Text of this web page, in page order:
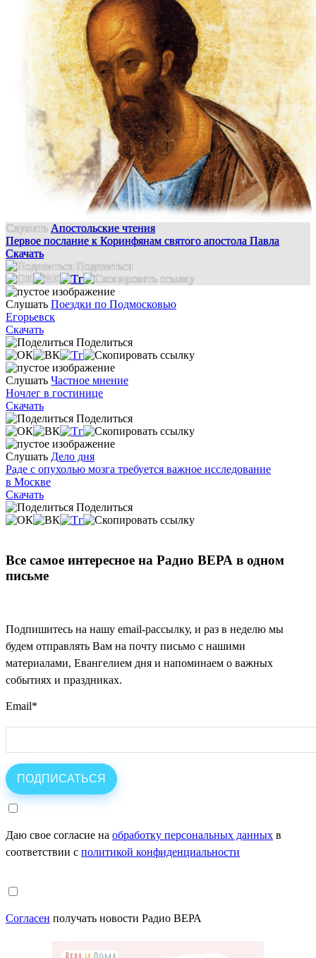
Слушать Апостольские чтения
Первое послание к Коринфянам святого апостола Павла
Скачать
Поделиться
Слушать Поездки по Подмосковью
Егорьевск
Скачать
Поделиться
Слушать Частное мнение
Ночлег в гостинице
Скачать
Поделиться
Слушать Дело дня
Раде с опухолью мозга требуется важное исследование
в Москве
Скачать
Поделиться
Все самое интересное на Радио ВЕРА в одном
письме
Подпишитесь на нашу email-рассылку, и раз в неделю мы
будем отправлять Вам на почту письмо с нашими
материалами, Евангелием дня и напоминаем о важных
событиях и праздниках.
Email*
Даю свое согласие на обработку персональных данных в
соответствии с политикой конфиденциальности
Согласен получать новости Радио ВЕРА